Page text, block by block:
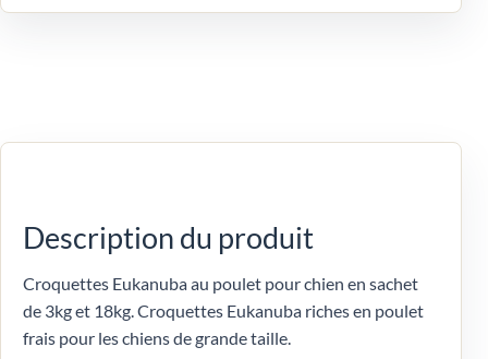
Description du produit
Croquettes Eukanuba au poulet pour chien en sachet
de 3kg et 18kg. Croquettes Eukanuba riches en poulet
frais pour les chiens de grande taille.